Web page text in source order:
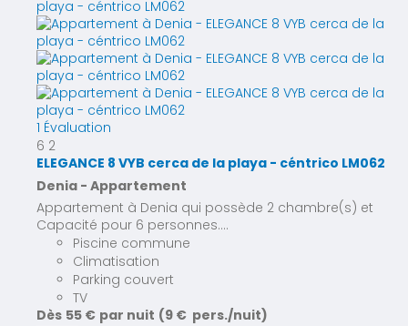
1 Évaluation
6 2
ELEGANCE 8 VYB cerca de la playa - céntrico LM062
Denia - Appartement
Appartement à Denia qui possède 2 chambre(s) et
Capacité pour 6 personnes....
Piscine commune
Climatisation
Parking couvert
TV
Dès 55 € par nuit (9 € pers./nuit)